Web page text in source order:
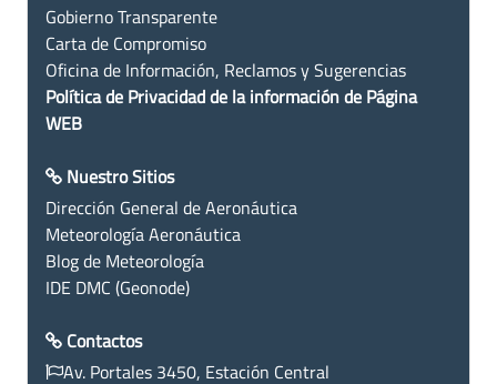
Gobierno Transparente
Carta de Compromiso
Oficina de Información, Reclamos y Sugerencias
Política de Privacidad de la información de Página
WEB
Nuestro Sitios
Dirección General de Aeronáutica
Meteorología Aeronáutica
Blog de Meteorología
IDE DMC (Geonode)
Contactos
Av. Portales 3450, Estación Central